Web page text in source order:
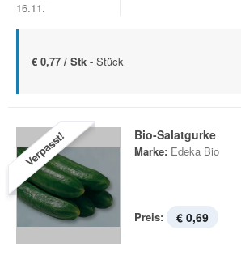
16.11.
€ 0,77 / Stk - Stück
Verpasst! Bio-Salatgurke
Marke: Edeka Bio
Preis: € 0,69